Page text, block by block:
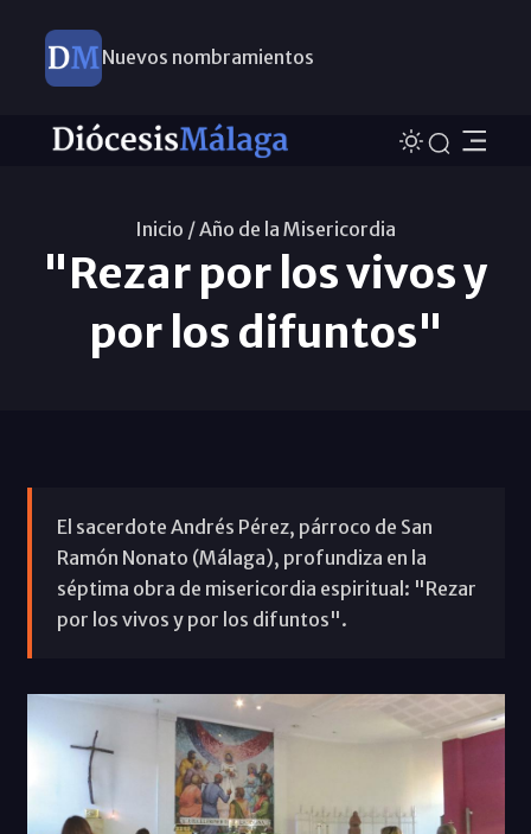
Nuevos nombramientos
Inicio /Año de la Misericordia
"Rezar por los vivos y
por los difuntos"
El sacerdote Andrés Pérez, párroco de San
Ramón Nonato (Málaga), profundiza en la
séptima obra de misericordia espiritual: "Rezar
por los vivos y por los difuntos".